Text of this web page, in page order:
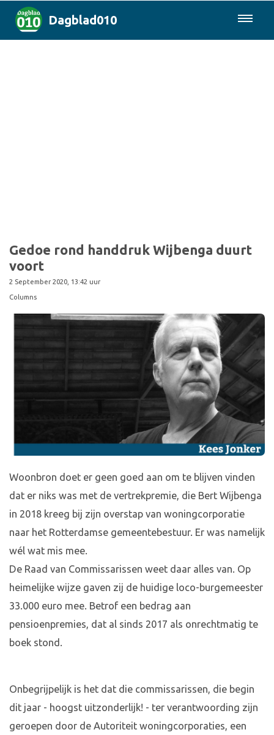
Dagblad010
Gedoe rond handdruk Wijbenga duurt
voort
2 September 2020, 13:42 uur
Columns
Woonbron doet er geen goed aan om te blijven vinden
dat er niks was met de vertrekpremie, die Bert Wijbenga
in 2018 kreeg bij zijn overstap van woningcorporatie
naar het Rotterdamse gemeentebestuur. Er was namelijk
wél wat mis mee.
De Raad van Commissarissen weet daar alles van. Op
heimelijke wijze gaven zij de huidige loco-burgemeester
33.000 euro mee. Betrof een bedrag aan
pensioenpremies, dat al sinds 2017 als onrechtmatig te
boek stond.
Onbegrijpelijk is het dat die commissarissen, die begin
dit jaar - hoogst uitzonderlijk! - ter verantwoording zijn
geroepen door de Autoriteit woningcorporaties, een